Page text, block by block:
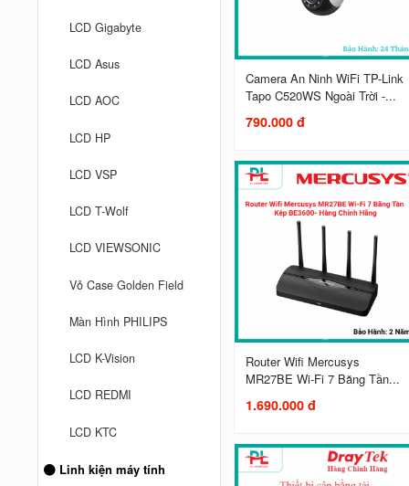
LCD Gigabyte
LCD Asus
LCD AOC
LCD HP
LCD VSP
LCD T-Wolf
LCD VIEWSONIC
Vỏ Case Golden Field
Màn Hình PHILIPS
LCD K-Vision
LCD REDMI
LCD KTC
Linh kiện máy tính
Camera An Ninh WiFi TP-Link
Tapo C520WS Ngoài Trời -...
790.000 đ
Router Wifi Mercusys
MR27BE Wi-Fi 7 Băng Tần...
1.690.000 đ